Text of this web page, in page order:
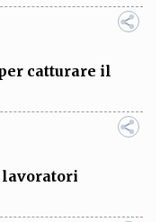
catturare il
lavoratori